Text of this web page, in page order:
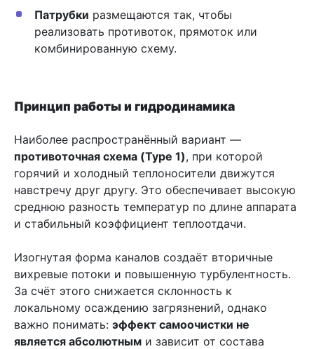
Патрубки размещаются так, чтобы
реализовать противоток, прямоток или
комбинированную схему.
Принцип работы и гидродинамика
Наиболее распространённый вариант —
противоточная схема (Type 1), при которой
горячий и холодный теплоносители движутся
навстречу друг другу. Это обеспечивает высокую
среднюю разность температур по длине аппарата
и стабильный коэффициент теплоотдачи.
Изогнутая форма каналов создаёт вторичные
вихревые потоки и повышенную турбулентность.
За счёт этого снижается склонность к
локальному осаждению загрязнений, однако
важно понимать: эффект самоочистки не
является абсолютным и зависит от состава